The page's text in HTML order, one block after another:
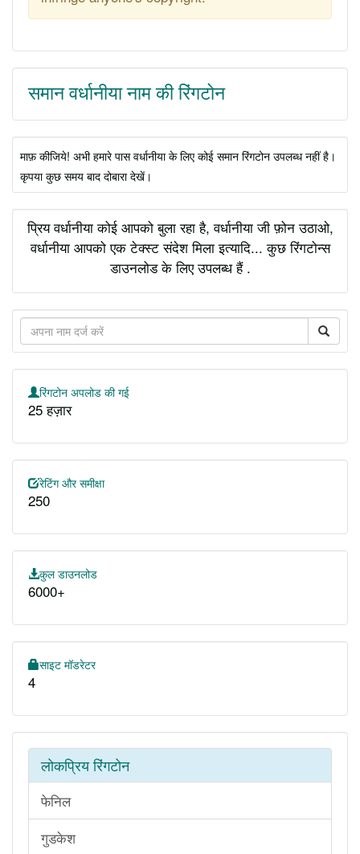
समान वर्धानीया नाम की रिंगटोन
माफ़ कीजिये! अभी हमारे पास वर्धानीया के लिए कोई समान रिंगटोन उपलब्ध नहीं है।
कृपया कुछ समय बाद दोबारा देखें।
प्रिय वर्धानीया कोई आपको बुला रहा है, वर्धानीया जी फ़ोन उठाओ,
वर्धानीया आपको एक टेक्स्ट संदेश मिला इत्यादि... कुछ रिंगटोन्स
डाउनलोड के लिए उपलब्ध हैं .
रिंगटोन अपलोड की गई
25 हज़ार
रेटिंग और समीक्षा
250
कुल डाउनलोड
6000+
साइट मॉडरेटर
4
लोकप्रिय रिंगटोन
फेनिल
गुडकेश